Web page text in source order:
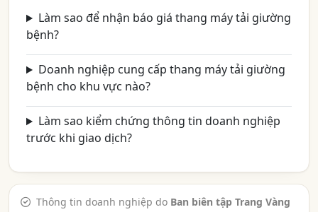
Làm sao để nhận báo giá thang máy tải giường
bệnh?
Doanh nghiệp cung cấp thang máy tải giường
bệnh cho khu vực nào?
Làm sao kiểm chứng thông tin doanh nghiệp
trước khi giao dịch?
Thông tin doanh nghiệp do Ban biên tập Trang Vàng